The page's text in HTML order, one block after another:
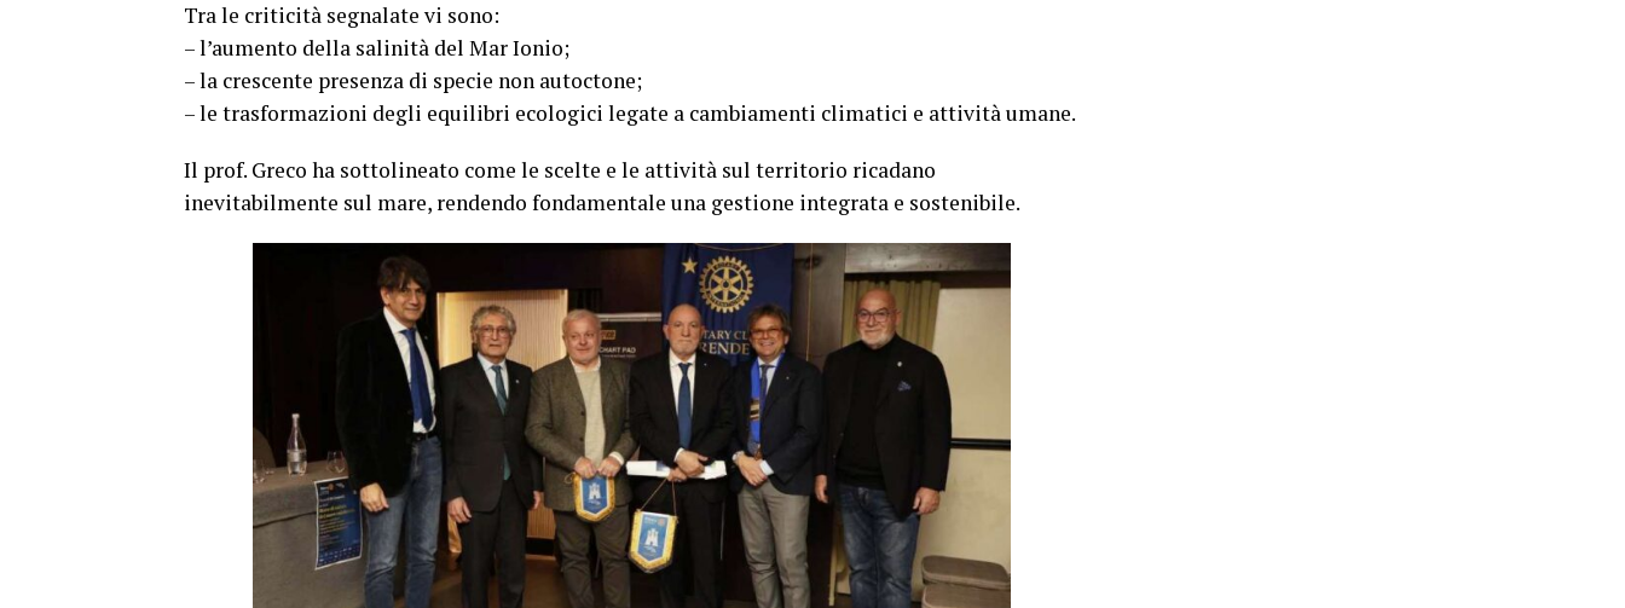
Tra le criticità segnalate vi sono:
– l’aumento della salinità del Mar Ionio;
– la crescente presenza di specie non autoctone;
– le trasformazioni degli equilibri ecologici legate a cambiamenti climatici e attività umane.
Il prof. Greco ha sottolineato come le scelte e le attività sul territorio ricadano
inevitabilmente sul mare, rendendo fondamentale una gestione integrata e sostenibile.